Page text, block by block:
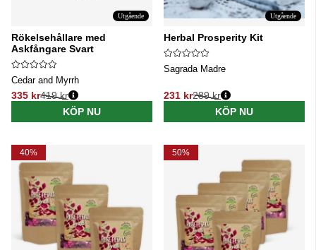
Utgående
Rökelsehållare med
Askfångare Svart
Cedar and Myrrh
335 kr
Ordinarie pris:
419 kr
KÖP NU
Utgående
Herbal Prosperity Kit
Sagrada Madre
231 kr
Ordinarie pris:
289 kr
KÖP NU
40% 50%